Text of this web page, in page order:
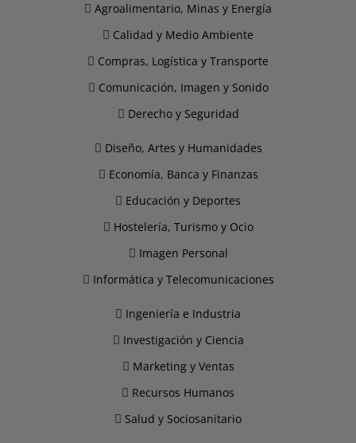
Agroalimentario, Minas y Energía
Calidad y Medio Ambiente
Compras, Logística y Transporte
Comunicación, Imagen y Sonido
Derecho y Seguridad
Diseño, Artes y Humanidades
Economía, Banca y Finanzas
Educación y Deportes
Hostelería, Turismo y Ocio
Imagen Personal
Informática y Telecomunicaciones
Ingeniería e Industria
Investigación y Ciencia
Marketing y Ventas
Recursos Humanos
Salud y Sociosanitario